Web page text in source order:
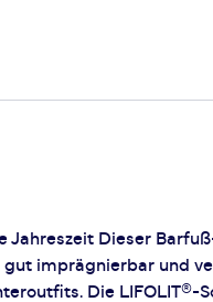
Jahreszeit Dieser
imprägnierbar und
Die LIFOLIT®-